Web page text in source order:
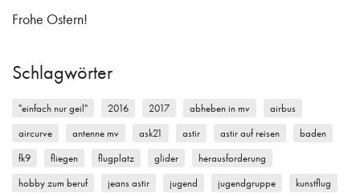
Frohe Ostern!
Schlagwörter
"einfach nur geil" 2016 2017 abheben in mv
airbus
aircurve
antenne mv ask21 astir astir auf reisen
baden
fk9
fliegen flugplatz glider
herausforderung
hobby zum beruf
jeans astir jugend jugendgruppe
kunstflug